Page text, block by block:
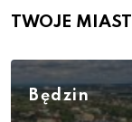
TWOJE
Będzin